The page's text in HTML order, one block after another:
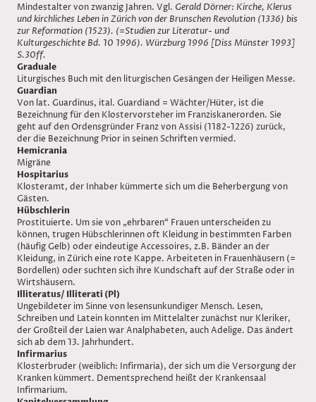
Mindestalter von zwanzig Jahren. Vgl. Gerald Dörner: Kirche, Klerus
und kirchliches Leben in Zürich von der Brunschen Revolution (1336) bis
zur Reformation (1523). (=Studien zur Literatur- und
Kulturgeschichte Bd. 10 1996). Würzburg 1996 [Diss Münster 1993]
S.30ff.
Graduale
Liturgisches Buch mit den liturgischen Gesängen der Heiligen Messe.
Guardian
Von lat. Guardinus, ital. Guardiand = Wächter/Hüter, ist die
Bezeichnung für den Klostervorsteher im Franziskanerorden. Sie
geht auf den Ordensgründer Franz von Assisi (1182-1226) zurück,
der die Bezeichnung Prior in seinen Schriften vermied.
Hemicrania
Migräne
Hospitarius
Klosteramt, der Inhaber kümmerte sich um die Beherbergung von
Gästen.
Hübschlerin
Prostituierte. Um sie von „ehrbaren“ Frauen unterscheiden zu
können, trugen Hübschlerinnen oft Kleidung in bestimmten Farben
(häufig Gelb) oder eindeutige Accessoires, z.B. Bänder an der
Kleidung, in Zürich eine rote Kappe. Arbeiteten in Frauenhäusern (=
Bordellen) oder suchten sich ihre Kundschaft auf der Straße oder in
Wirtshäusern.
Illiteratus/ Illiterati (Pl)
Ungebildeter im Sinne von lesensunkundiger Mensch. Lesen,
Schreiben und Latein konnten im Mittelalter zunächst nur Kleriker,
der Großteil der Laien war Analphabeten, auch Adelige. Das ändert
sich ab dem 13. Jahrhundert.
Infirmarius
Klosterbruder (weiblich: Infirmaria), der sich um die Versorgung der
Kranken kümmert. Dementsprechend heißt der Krankensaal
Infirmarium.